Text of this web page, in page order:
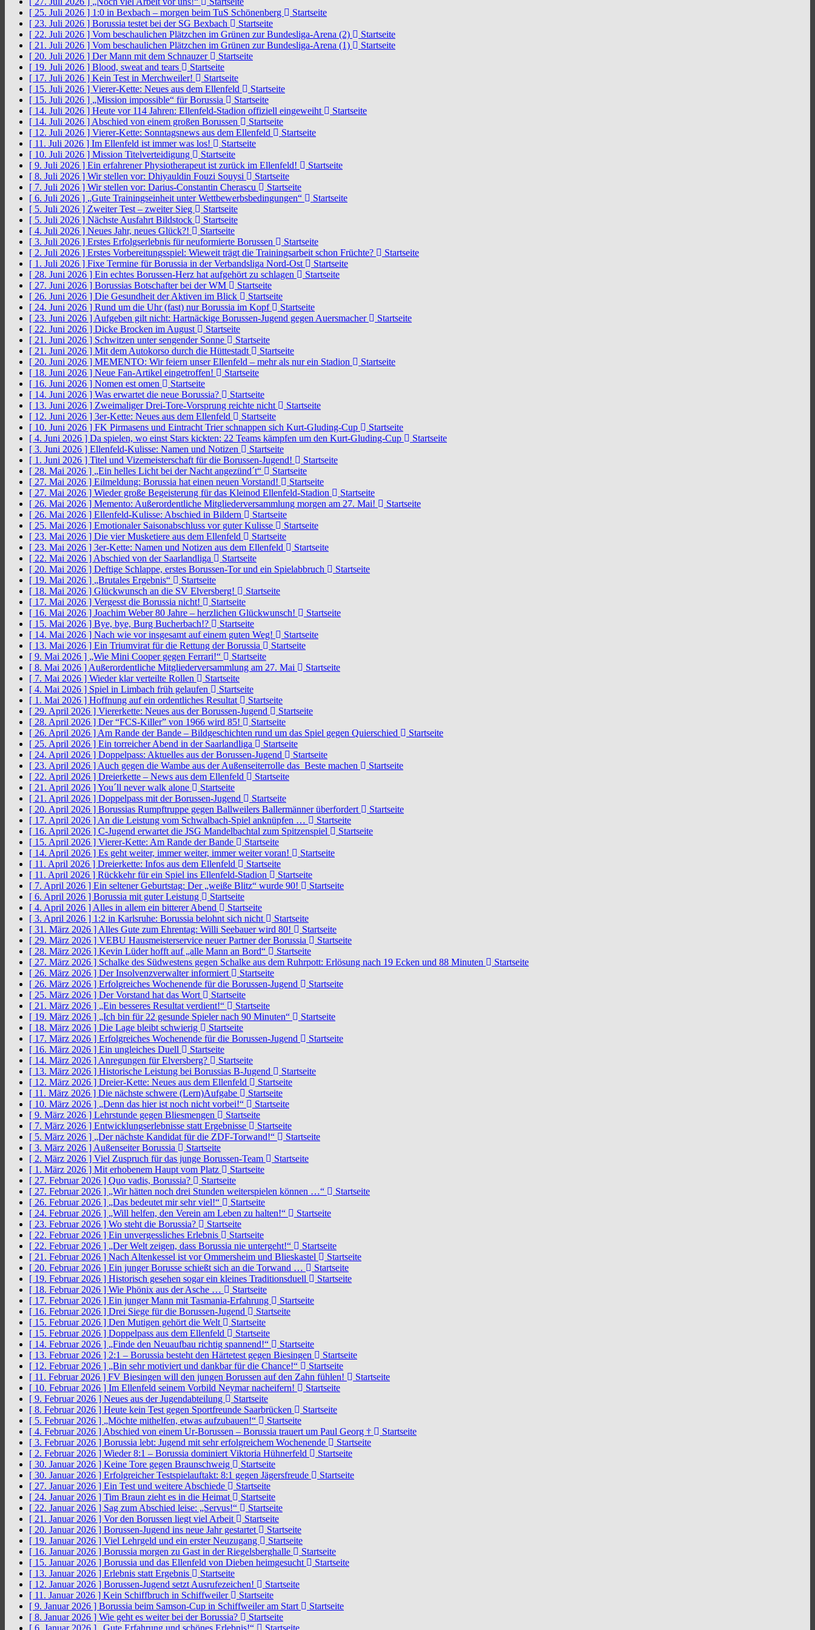
[ 25. Juli 2026 ] 1:0 in Bexbach – morgen beim TuS Schönenberg
Startseite
[ 23. Juli 2026 ] Borussia testet bei der SG Bexbach
Startseite
[ 22. Juli 2026 ] Vom beschaulichen Plätzchen im Grünen zur Bundesliga-Arena (2)
Startseite
[ 21. Juli 2026 ] Vom beschaulichen Plätzchen im Grünen zur Bundesliga-Arena (1)
Startseite
[ 20. Juli 2026 ] Der Mann mit dem Schnauzer
Startseite
[ 19. Juli 2026 ] Blood, sweat and tears
Startseite
[ 17. Juli 2026 ] Kein Test in Merchweiler!
Startseite
[ 15. Juli 2026 ] Vierer-Kette: Neues aus dem Ellenfeld
Startseite
[ 15. Juli 2026 ] „Mission impossible“ für Borussia
Startseite
[ 14. Juli 2026 ] Heute vor 114 Jahren: Ellenfeld-Stadion offiziell eingeweiht
Startseite
[ 14. Juli 2026 ] Abschied von einem großen Borussen
Startseite
[ 12. Juli 2026 ] Vierer-Kette: Sonntagsnews aus dem Ellenfeld
Startseite
[ 11. Juli 2026 ] Im Ellenfeld ist immer was los!
Startseite
[ 10. Juli 2026 ] Mission Titelverteidigung
Startseite
[ 9. Juli 2026 ] Ein erfahrener Physiotherapeut ist zurück im Ellenfeld!
Startseite
[ 8. Juli 2026 ] Wir stellen vor: Dhiyauldin Fouzi Souysi
Startseite
[ 7. Juli 2026 ] Wir stellen vor: Darius-Constantin Cherascu
Startseite
[ 6. Juli 2026 ] „Gute Trainingseinheit unter Wettbewerbsbedingungen“
Startseite
[ 5. Juli 2026 ] Zweiter Test – zweiter Sieg
Startseite
[ 5. Juli 2026 ] Nächste Ausfahrt Bildstock
Startseite
[ 4. Juli 2026 ] Neues Jahr, neues Glück?!
Startseite
[ 3. Juli 2026 ] Erstes Erfolgserlebnis für neuformierte Borussen
Startseite
[ 2. Juli 2026 ] Erstes Vorbereitungsspiel: Wieweit trägt die Trainingsarbeit schon Früchte?
Startseite
[ 1. Juli 2026 ] Fixe Termine für Borussia in der Verbandsliga Nord-Ost
Startseite
[ 28. Juni 2026 ] Ein echtes Borussen-Herz hat aufgehört zu schlagen
Startseite
[ 27. Juni 2026 ] Borussias Botschafter bei der WM
Startseite
[ 26. Juni 2026 ] Die Gesundheit der Aktiven im Blick
Startseite
[ 24. Juni 2026 ] Rund um die Uhr (fast) nur Borussia im Kopf
Startseite
[ 23. Juni 2026 ] Aufgeben gilt nicht: Hartnäckige Borussen-Jugend gegen Auersmacher
Startseite
[ 22. Juni 2026 ] Dicke Brocken im August
Startseite
[ 21. Juni 2026 ] Schwitzen unter sengender Sonne
Startseite
[ 21. Juni 2026 ] Mit dem Autokorso durch die Hüttestadt
Startseite
[ 20. Juni 2026 ] MEMENTO: Wir feiern unser Ellenfeld – mehr als nur ein Stadion
Startseite
[ 18. Juni 2026 ] Neue Fan-Artikel eingetroffen!
Startseite
[ 16. Juni 2026 ] Nomen est omen
Startseite
[ 14. Juni 2026 ] Was erwartet die neue Borussia?
Startseite
[ 13. Juni 2026 ] Zweimaliger Drei-Tore-Vorsprung reichte nicht
Startseite
[ 12. Juni 2026 ] 3er-Kette: Neues aus dem Ellenfeld
Startseite
[ 10. Juni 2026 ] FK Pirmasens und Eintracht Trier schnappen sich Kurt-Gluding-Cup
Startseite
[ 4. Juni 2026 ] Da spielen, wo einst Stars kickten: 22 Teams kämpfen um den Kurt-Gluding-Cup
Startseite
[ 3. Juni 2026 ] Ellenfeld-Kulisse: Namen und Notizen
Startseite
[ 1. Juni 2026 ] Titel und Vizemeisterschaft für die Borussen-Jugend!
Startseite
[ 28. Mai 2026 ] „Ein helles Licht bei der Nacht angezünd´t“
Startseite
[ 27. Mai 2026 ] Eilmeldung: Borussia hat einen neuen Vorstand!
Startseite
[ 27. Mai 2026 ] Wieder große Begeisterung für das Kleinod Ellenfeld-Stadion
Startseite
[ 26. Mai 2026 ] Memento: Außerordentliche Mitgliederversammlung morgen am 27. Mai!
Startseite
[ 26. Mai 2026 ] Ellenfeld-Kulisse: Abschied in Bildern
Startseite
[ 25. Mai 2026 ] Emotionaler Saisonabschluss vor guter Kulisse
Startseite
[ 23. Mai 2026 ] Die vier Musketiere aus dem Ellenfeld
Startseite
[ 23. Mai 2026 ] 3er-Kette: Namen und Notizen aus dem Ellenfeld
Startseite
[ 22. Mai 2026 ] Abschied von der Saarlandliga
Startseite
[ 20. Mai 2026 ] Deftige Schlappe, erstes Borussen-Tor und ein Spielabbruch
Startseite
[ 19. Mai 2026 ] „Brutales Ergebnis“
Startseite
[ 18. Mai 2026 ] Glückwunsch an die SV Elversberg!
Startseite
[ 17. Mai 2026 ] Vergesst die Borussia nicht!
Startseite
[ 16. Mai 2026 ] Joachim Weber 80 Jahre – herzlichen Glückwunsch!
Startseite
[ 15. Mai 2026 ] Bye, bye, Burg Bucherbach!?
Startseite
[ 14. Mai 2026 ] Nach wie vor insgesamt auf einem guten Weg!
Startseite
[ 13. Mai 2026 ] Ein Triumvirat für die Rettung der Borussia
Startseite
[ 9. Mai 2026 ] „Wie Mini Cooper gegen Ferrari!“
Startseite
[ 8. Mai 2026 ] Außerordentliche Mitgliederversammlung am 27. Mai
Startseite
[ 7. Mai 2026 ] Wieder klar verteilte Rollen
Startseite
[ 4. Mai 2026 ] Spiel in Limbach früh gelaufen
Startseite
[ 1. Mai 2026 ] Hoffnung auf ein ordentliches Resultat
Startseite
[ 29. April 2026 ] Viererkette: Neues aus der Borussen-Jugend
Startseite
[ 28. April 2026 ] Der “FCS-Killer” von 1966 wird 85!
Startseite
[ 26. April 2026 ] Am Rande der Bande – Bildgeschichten rund um das Spiel gegen Quierschied
Startseite
[ 25. April 2026 ] Ein torreicher Abend in der Saarlandliga
Startseite
[ 24. April 2026 ] Doppelpass: Aktuelles aus der Borussen-Jugend
Startseite
[ 23. April 2026 ] Auch gegen die Wambe aus der Außenseiterrolle das Beste machen
Startseite
[ 22. April 2026 ] Dreierkette – News aus dem Ellenfeld
Startseite
[ 21. April 2026 ]You´ll never walk alone
Startseite
[ 21. April 2026 ] Doppelpass mit der Borussen-Jugend
Startseite
[ 20. April 2026 ] Borussias Rumpftruppe gegen Ballweilers Ballermänner überfordert
Startseite
[ 17. April 2026 ] An die Leistung vom Schwalbach-Spiel anknüpfen …
Startseite
[ 16. April 2026 ] C-Jugend erwartet die JSG Mandelbachtal zum Spitzenspiel
Startseite
[ 15. April 2026 ] Vierer-Kette: Am Rande der Bande
Startseite
[ 14. April 2026 ] Es geht weiter, immer weiter, immer weiter voran!
Startseite
[ 11. April 2026 ] Dreierkette: Infos aus dem Ellenfeld
Startseite
[ 11. April 2026 ] Rückkehr für ein Spiel ins Ellenfeld-Stadion
Startseite
[ 7. April 2026 ] Ein seltener Geburtstag: Der „weiße Blitz“ wurde 90!
Startseite
[ 6. April 2026 ] Borussia mit guter Leistung
Startseite
[ 4. April 2026 ] Alles in allem ein bitterer Abend
Startseite
[ 3. April 2026 ] 1:2 in Karlsruhe: Borussia belohnt sich nicht
Startseite
[ 31. März 2026 ] Alles Gute zum Ehrentag: Willi Seebauer wird 80!
Startseite
[ 29. März 2026 ] VEBU Hausmeisterservice neuer Partner der Borussia
Startseite
[ 28. März 2026 ] Kevin Lüder hofft auf „alle Mann an Bord“
Startseite
[ 27. März 2026 ] Schalke des Südwestens gegen Schalke aus dem Ruhrpott: Erlösung nach 19 Ecken und 88 Minuten
Startseite
[ 26. März 2026 ] Der Insolvenzverwalter informiert
Startseite
[ 26. März 2026 ] Erfolgreiches Wochenende für die Borussen-Jugend
Startseite
[ 25. März 2026 ] Der Vorstand hat das Wort
Startseite
[ 21. März 2026 ] „Ein besseres Resultat verdient!“
Startseite
[ 19. März 2026 ] „Ich bin für 22 gesunde Spieler nach 90 Minuten“
Startseite
[ 18. März 2026 ] Die Lage bleibt schwierig
Startseite
[ 17. März 2026 ] Erfolgreiches Wochenende für die Borussen-Jugend
Startseite
[ 16. März 2026 ] Ein ungleiches Duell
Startseite
[ 14. März 2026 ] Anregungen für Elversberg?
Startseite
[ 13. März 2026 ] Historische Leistung bei Borussias B-Jugend
Startseite
[ 12. März 2026 ] Dreier-Kette: Neues aus dem Ellenfeld
Startseite
[ 11. März 2026 ] Die nächste schwere (Lern)Aufgabe
Startseite
[ 10. März 2026 ] „Denn das hier ist noch nicht vorbei!“
Startseite
[ 9. März 2026 ] Lehrstunde gegen Bliesmengen
Startseite
[ 7. März 2026 ] Entwicklungserlebnisse statt Ergebnisse
Startseite
[ 5. März 2026 ] „Der nächste Kandidat für die ZDF-Torwand!“
Startseite
[ 3. März 2026 ] Außenseiter Borussia
Startseite
[ 2. März 2026 ] Viel Zuspruch für das junge Borussen-Team
Startseite
[ 1. März 2026 ] Mit erhobenem Haupt vom Platz
Startseite
[ 27. Februar 2026 ] Quo vadis, Borussia?
Startseite
[ 27. Februar 2026 ] „Wir hätten noch drei Stunden weiterspielen können …“
Startseite
[ 26. Februar 2026 ] „Das bedeutet mir sehr viel!“
Startseite
[ 24. Februar 2026 ] „Will helfen, den Verein am Leben zu halten!“
Startseite
[ 23. Februar 2026 ] Wo steht die Borussia?
Startseite
[ 22. Februar 2026 ] Ein unvergessliches Erlebnis
Startseite
[ 22. Februar 2026 ] „Der Welt zeigen, dass Borussia nie untergeht!“
Startseite
[ 21. Februar 2026 ] Nach Altenkessel ist vor Ommersheim und Blieskastel
Startseite
[ 20. Februar 2026 ] Ein junger Borusse schießt sich an die Torwand …
Startseite
[ 19. Februar 2026 ] Historisch gesehen sogar ein kleines Traditionsduell
Startseite
[ 18. Februar 2026 ] Wie Phönix aus der Asche …
Startseite
[ 17. Februar 2026 ] Ein junger Mann mit Tasmania-Erfahrung
Startseite
[ 16. Februar 2026 ] Drei Siege für die Borussen-Jugend
Startseite
[ 15. Februar 2026 ] Den Mutigen gehört die Welt
Startseite
[ 15. Februar 2026 ] Doppelpass aus dem Ellenfeld
Startseite
[ 14. Februar 2026 ] „Finde den Neuaufbau richtig spannend!“
Startseite
[ 13. Februar 2026 ] 2:1 – Borussia besteht den Härtetest gegen Biesingen
Startseite
[ 12. Februar 2026 ] „Bin sehr motiviert und dankbar für die Chance!“
Startseite
[ 11. Februar 2026 ] FV Biesingen will den jungen Borussen auf den Zahn fühlen!
Startseite
[ 10. Februar 2026 ] Im Ellenfeld seinem Vorbild Neymar nacheifern!
Startseite
[ 9. Februar 2026 ] Neues aus der Jugendabteilung
Startseite
[ 8. Februar 2026 ] Heute kein Test gegen Sportfreunde Saarbrücken
Startseite
[ 5. Februar 2026 ] „Möchte mithelfen, etwas aufzubauen!“
Startseite
[ 4. Februar 2026 ] Abschied von einem Ur-Borussen – Borussia trauert um Paul Georg †
Startseite
[ 3. Februar 2026 ] Borussia lebt: Jugend mit sehr erfolgreichem Wochenende
Startseite
[ 2. Februar 2026 ] Wieder 8:1 – Borussia dominiert Viktoria Hühnerfeld
Startseite
[ 30. Januar 2026 ] Keine Tore gegen Braunschweig
Startseite
[ 30. Januar 2026 ] Erfolgreicher Testspielauftakt: 8:1 gegen Jägersfreude
Startseite
[ 27. Januar 2026 ] Ein Test und weitere Abschiede
Startseite
[ 24. Januar 2026 ] Tim Braun zieht es in die Heimat
Startseite
[ 22. Januar 2026 ] Sag zum Abschied leise: „Servus!“
Startseite
[ 21. Januar 2026 ] Vor den Borussen liegt viel Arbeit
Startseite
[ 20. Januar 2026 ] Borussen-Jugend ins neue Jahr gestartet
Startseite
[ 19. Januar 2026 ] Viel Lehrgeld und ein erster Neuzugang
Startseite
[ 16. Januar 2026 ] Borussia morgen zu Gast in der Riegelsberghalle
Startseite
[ 15. Januar 2026 ] Borussia und das Ellenfeld von Dieben heimgesucht
Startseite
[ 13. Januar 2026 ] Erlebnis statt Ergebnis
Startseite
[ 12. Januar 2026 ] Borussen-Jugend setzt Ausrufezeichen!
Startseite
[ 11. Januar 2026 ] Kein Schiffbruch in Schiffweiler
Startseite
[ 9. Januar 2026 ] Borussia beim Samson-Cup in Schiffweiler am Start
Startseite
[ 8. Januar 2026 ] Wie geht es weiter bei der Borussia?
Startseite
[ 6. Januar 2026 ]
„Gute Erfahrung und schönes Erlebnis!“ Startseite